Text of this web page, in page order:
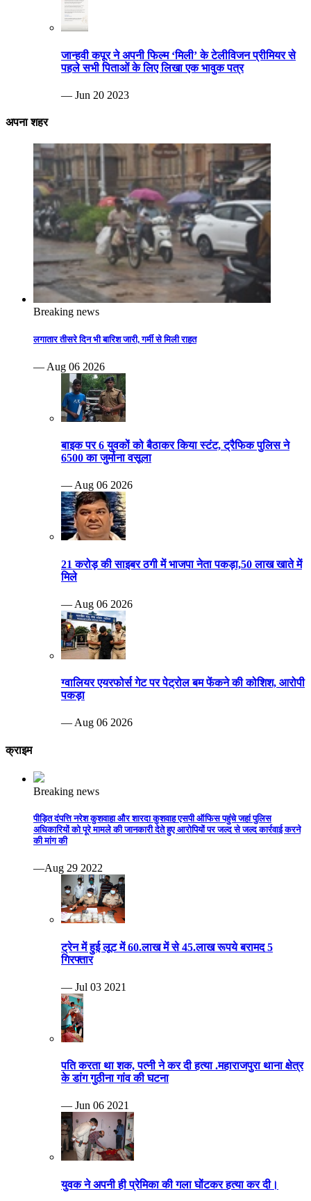
जान्हवी कपूर ने अपनी फिल्म ‘मिली’ के टेलीविजन प्रीमियर से
पहले सभी पिताओं के लिए लिखा एक भावुक पत्र
— Jun 20 2023
अपना शहर
Breaking news
लगातार तीसरे दिन भी बारिश जारी, गर्मी से मिली राहत
— Aug 06 2026
बाइक पर 6 युवकों को बैठाकर किया स्टंट, ट्रैफिक पुलिस ने
6500 का जुर्माना वसूला
— Aug 06 2026
21 करोड़ की साइबर ठगी में भाजपा नेता पकड़ा,50 लाख खाते में
मिले
— Aug 06 2026
ग्वालियर एयरफोर्स गेट पर पेट्रोल बम फेंकने की कोशिश, आरोपी
पकड़ा
— Aug 06 2026
क्राइम
Breaking news
पीड़ित दंपत्ति नरेश कुशवाहा और शारदा कुशवाह एसपी ऑफिस पहुंचे जहां पुलिस
अधिकारियों को पूरे मामले की जानकारी देते हुए आरोपियों पर जल्द से जल्द कार्रवाई करने
की मांग की
—Aug 29 2022
ट्रेन में हुई लूट में 60.लाख में से 45.लाख रूपये बरामद 5
गिरफ्तार
— Jul 03 2021
पति करता था शक, पत्नी ने कर दी हत्या .महाराजपुरा थाना क्षेत्र
के डांग गुठीना गांव की घटना
— Jun 06 2021
युवक ने अपनी ही प्रेमिका की गला घोंटकर हत्या कर दी।